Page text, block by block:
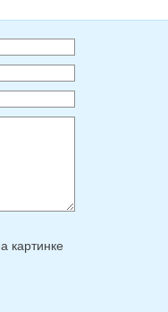
картинке